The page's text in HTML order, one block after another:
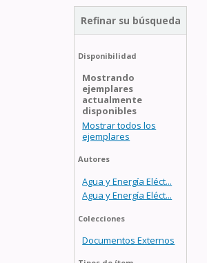
Refinar su búsqueda
Disponibilidad
Mostrando
ejemplares
actualmente
disponibles
Mostrar todos los
ejemplares
Autores
Agua y Energía Eléct...
Agua y Energía Eléct...
Colecciones
Documentos Externos